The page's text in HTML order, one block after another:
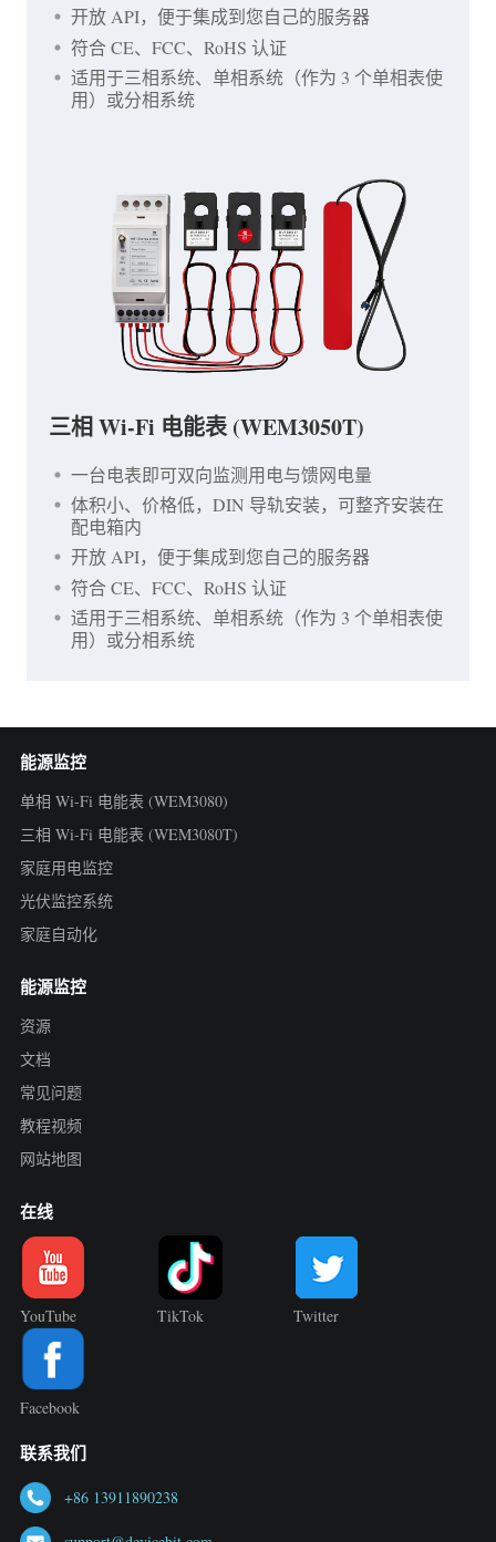
开放 API，便于集成到您自己的服务器
符合 CE、FCC、RoHS 认证
适用于三相系统、单相系统（作为 3 个单相表使
用）或分相系统
三相 Wi-Fi 电能表 (WEM3050T)
一台电表即可双向监测用电与馈网电量
体积小、价格低，DIN 导轨安装，可整齐安装在
配电箱内
开放 API，便于集成到您自己的服务器
符合 CE、FCC、RoHS 认证
适用于三相系统、单相系统（作为 3 个单相表使
用）或分相系统
能源监控
单相 Wi-Fi 电能表 (WEM3080)
三相 Wi-Fi 电能表 (WEM3080T)
家庭用电监控
光伏监控系统
家庭自动化
能源监控
资源
文档
常见问题
教程视频
网站地图
在线
YouTube TikTok Twitter
Facebook
联系我们
+86 13911890238